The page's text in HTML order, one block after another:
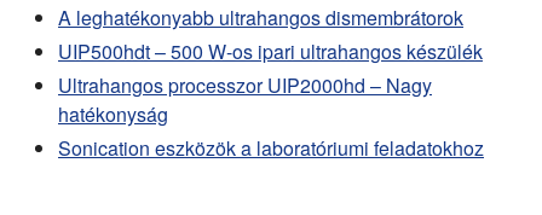
A leghatékonyabb ultrahangos dismembrátorok
UIP500hdt – 500 W-os ipari ultrahangos készülék
Ultrahangos processzor UIP2000hd – Nagy
hatékonyság
Sonication eszközök a laboratóriumi feladatokhoz